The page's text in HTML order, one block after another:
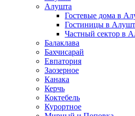
Алушта
Гостевые дома в
Гостиницы в
Частный сектор в
Балаклава
Бахчисарай
Евпатория
Заозерное
Канака
Керчь
Коктебель
Курортное